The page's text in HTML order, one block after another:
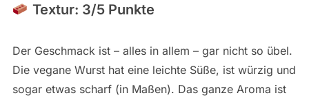
Textur: 3/5 Punkte
Der Geschmack ist – alles in allem – gar nicht so übel.
Die vegane Wurst hat eine leichte Süße, ist würzig und
sogar etwas scharf (in Maßen). Das ganze Aroma ist